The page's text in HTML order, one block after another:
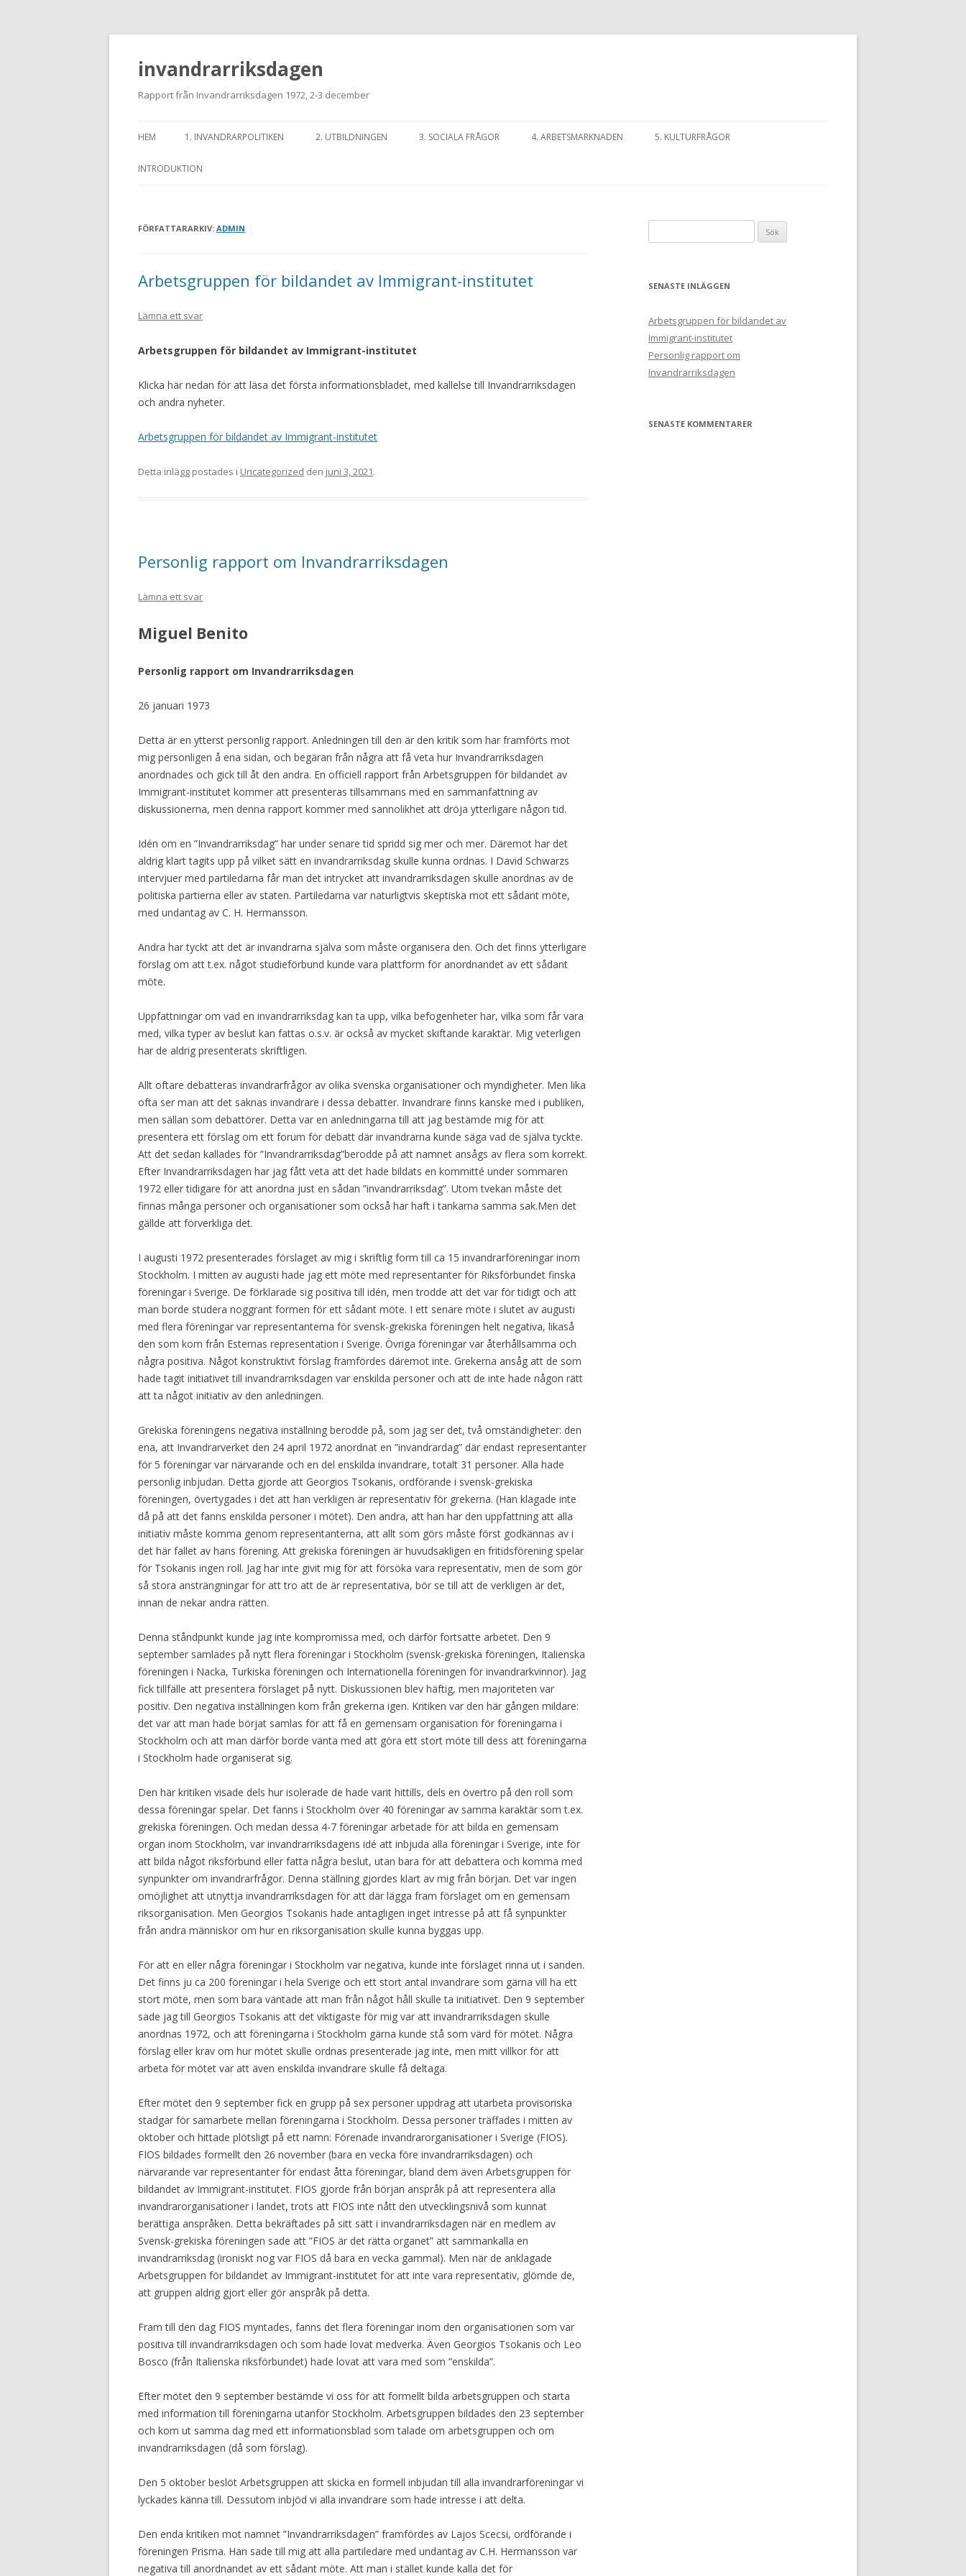
invandrarriksdagen
Rapport från Invandrarriksdagen 1972, 2-3 december
till
HEM 1. INVANDRARPOLITIKEN 2. UTBILDNINGEN 3. SOCIALA FRÅGOR 4. ARBETSMARKNADEN 5. KULTURFRÅGOR
INTRODUKTION
FÖRFATTARARKIV: ADMIN
Arbetsgruppen för bildandet av Immigrant-institutet
Lämna ett svar
Arbetsgruppen för bildandet av Immigrant-institutet
Klicka här nedan för att läsa det första informationsbladet, med kallelse till Invandrarriksdagen
och andra nyheter.
Arbetsgruppen för bildandet av Immigrant-institutet
Detta inlägg postades i Uncategorized den juni 3, 2021.
Personlig rapport om Invandrarriksdagen
Lämna ett svar
Miguel Benito
Personlig rapport om Invandrarriksdagen
26 januari 1973
Detta är en ytterst personlig rapport. Anledningen till den är den kritik som har framförts mot
mig personligen å ena sidan, och begäran från några att få veta hur Invandrarriksdagen
anordnades och gick till åt den andra. En officiell rapport från Arbetsgruppen för bildandet av
Immigrant-institutet kommer att presenteras tillsammans med en sammanfattning av
diskussionerna, men denna rapport kommer med sannolikhet att dröja ytterligare någon tid.
Idén om en ”Invandrarriksdag” har under senare tid spridd sig mer och mer. Däremot har det
aldrig klart tagits upp på vilket sätt en invandrarriksdag skulle kunna ordnas. I David Schwarzs
intervjuer med partiledarna får man det intrycket att invandrarriksdagen skulle anordnas av de
politiska partierna eller av staten. Partiledarna var naturligtvis skeptiska mot ett sådant möte,
med undantag av C. H. Hermansson.
Andra har tyckt att det är invandrarna själva som måste organisera den. Och det finns ytterligare
förslag om att t.ex. något studieförbund kunde vara plattform för anordnandet av ett sådant
möte.
Uppfattningar om vad en invandrarriksdag kan ta upp, vilka befogenheter har, vilka som får vara
med, vilka typer av beslut kan fattas o.s.v. är också av mycket skiftande karaktär. Mig veterligen
har de aldrig presenterats skriftligen.
Allt oftare debatteras invandrarfrågor av olika svenska organisationer och myndigheter. Men lika
ofta ser man att det saknas invandrare i dessa debatter. Invandrare finns kanske med i publiken,
men sällan som debattörer. Detta var en anledningarna till att jag bestämde mig för att
presentera ett förslag om ett forum för debatt där invandrarna kunde säga vad de själva tyckte.
Att det sedan kallades för ”Invandrarriksdag”berodde på att namnet ansågs av flera som korrekt.
Efter Invandrarriksdagen har jag fått veta att det hade bildats en kommitté under sommaren
1972 eller tidigare för att anordna just en sådan ”invandrarriksdag”. Utom tvekan måste det
finnas många personer och organisationer som också har haft i tankarna samma sak.Men det
gällde att förverkliga det.
I augusti 1972 presenterades förslaget av mig i skriftlig form till ca 15 invandrarföreningar inom
Stockholm. I mitten av augusti hade jag ett möte med representanter för Riksförbundet finska
föreningar i Sverige. De förklarade sig positiva till idén, men trodde att det var för tidigt och att
man borde studera noggrant formen för ett sådant möte. I ett senare möte i slutet av augusti
med flera föreningar var representanterna för svensk-grekiska föreningen helt negativa, likaså
den som kom från Esternas representation i Sverige. Övriga föreningar var återhållsamma och
några positiva. Något konstruktivt förslag framfördes däremot inte. Grekerna ansåg att de som
hade tagit initiativet till invandrarriksdagen var enskilda personer och att de inte hade någon rätt
att ta något initiativ av den anledningen.
Grekiska föreningens negativa inställning berodde på, som jag ser det, två omständigheter: den
ena, att Invandrarverket den 24 april 1972 anordnat en ”invandrardag” där endast representanter
för 5 föreningar var närvarande och en del enskilda invandrare, totalt 31 personer. Alla hade
personlig inbjudan. Detta gjorde att Georgios Tsokanis, ordförande i svensk-grekiska
föreningen, övertygades i det att han verkligen är representativ för grekerna. (Han klagade inte
då på att det fanns enskilda personer i mötet). Den andra, att han har den uppfattning att alla
initiativ måste komma genom representanterna, att allt som görs måste först godkännas av i
det här fallet av hans förening. Att grekiska föreningen är huvudsakligen en fritidsförening spelar
för Tsokanis ingen roll. Jag har inte givit mig för att försöka vara representativ, men de som gör
så stora ansträngningar för att tro att de är representativa, bör se till att de verkligen är det,
innan de nekar andra rätten.
Denna ståndpunkt kunde jag inte kompromissa med, och därför fortsatte arbetet. Den 9
september samlades på nytt flera föreningar i Stockholm (svensk-grekiska föreningen, Italienska
föreningen i Nacka, Turkiska föreningen och Internationella föreningen för invandrarkvinnor). Jag
fick tillfälle att presentera förslaget på nytt. Diskussionen blev häftig, men majoriteten var
positiv. Den negativa inställningen kom från grekerna igen. Kritiken var den här gången mildare:
det var att man hade börjat samlas för att få en gemensam organisation för föreningarna i
Stockholm och att man därför borde vänta med att göra ett stort möte till dess att föreningarna
i Stockholm hade organiserat sig.
Den här kritiken visade dels hur isolerade de hade varit hittills, dels en övertro på den roll som
dessa föreningar spelar. Det fanns i Stockholm över 40 föreningar av samma karaktär som t.ex.
grekiska föreningen. Och medan dessa 4-7 föreningar arbetade för att bilda en gemensam
organ inom Stockholm, var invandrarriksdagens idé att inbjuda alla föreningar i Sverige, inte för
att bilda något riksförbund eller fatta några beslut, utan bara för att debattera och komma med
synpunkter om invandrarfrågor. Denna ställning gjordes klart av mig från början. Det var ingen
omöjlighet att utnyttja invandrarriksdagen för att där lägga fram förslaget om en gemensam
riksorganisation. Men Georgios Tsokanis hade antagligen inget intresse på att få synpunkter
från andra människor om hur en riksorganisation skulle kunna byggas upp.
För att en eller några föreningar i Stockholm var negativa, kunde inte förslaget rinna ut i sanden.
Det finns ju ca 200 föreningar i hela Sverige och ett stort antal invandrare som gärna vill ha ett
stort möte, men som bara väntade att man från något håll skulle ta initiativet. Den 9 september
sade jag till Georgios Tsokanis att det viktigaste för mig var att invandrarriksdagen skulle
anordnas 1972, och att föreningarna i Stockholm gärna kunde stå som värd för mötet. Några
förslag eller krav om hur mötet skulle ordnas presenterade jag inte, men mitt villkor för att
arbeta för mötet var att även enskilda invandrare skulle få deltaga.
Efter mötet den 9 september fick en grupp på sex personer uppdrag att utarbeta provisoriska
stadgar för samarbete mellan föreningarna i Stockholm. Dessa personer träffades i mitten av
oktober och hittade plötsligt på ett namn: Förenade invandrarorganisationer i Sverige (FIOS).
FIOS bildades formellt den 26 november (bara en vecka före invandrarriksdagen) och
närvarande var representanter för endast åtta föreningar, bland dem även Arbetsgruppen för
bildandet av Immigrant-institutet. FIOS gjorde från början anspråk på att representera alla
invandrarorganisationer i landet, trots att FIOS inte nått den utvecklingsnivå som kunnat
berättiga anspråken. Detta bekräftades på sitt sätt i invandrarriksdagen när en medlem av
Svensk-grekiska föreningen sade att ”FIOS är det rätta organet” att sammankalla en
invandrarriksdag (ironiskt nog var FIOS då bara en vecka gammal). Men när de anklagade
Arbetsgruppen för bildandet av Immigrant-institutet för att inte vara representativ, glömde de,
att gruppen aldrig gjort eller gör anspråk på detta.
Fram till den dag FIOS myntades, fanns det flera föreningar inom den organisationen som var
positiva till invandrarriksdagen och som hade lovat medverka. Även Georgios Tsokanis och Leo
Bosco (från Italienska riksförbundet) hade lovat att vara med som ”enskilda”.
Efter mötet den 9 september bestämde vi oss för att formellt bilda arbetsgruppen och starta
med information till föreningarna utanför Stockholm. Arbetsgruppen bildades den 23 september
och kom ut samma dag med ett informationsblad som talade om arbetsgruppen och om
invandrarriksdagen (då som förslag).
Den 5 oktober beslöt Arbetsgruppen att skicka en formell inbjudan till alla invandrarföreningar vi
lyckades känna till. Dessutom inbjöd vi alla invandrare som hade intresse i att delta.
Den enda kritiken mot namnet ”Invandrarriksdagen” framfördes av Lajos Scecsi, ordförande i
föreningen Prisma. Han sade till mig att alla partiledare med undantag av C.H. Hermansson var
negativa till anordnandet av ett sådant möte. Att man i stället kunde kalla det för
efter:
SENASTE INLÄGGEN
Arbetsgruppen för bildandet av
Immigrant-institutet
Personlig rapport om
Invandrarriksdagen
SENASTE KOMMENTARER